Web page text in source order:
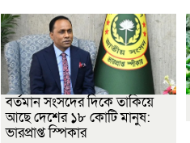
বর্তমান সংসদের দিকে তাকিয়ে
আছে দেশের ১৮ কোটি মানুষ:
ভারপ্রাপ্ত স্পিকার